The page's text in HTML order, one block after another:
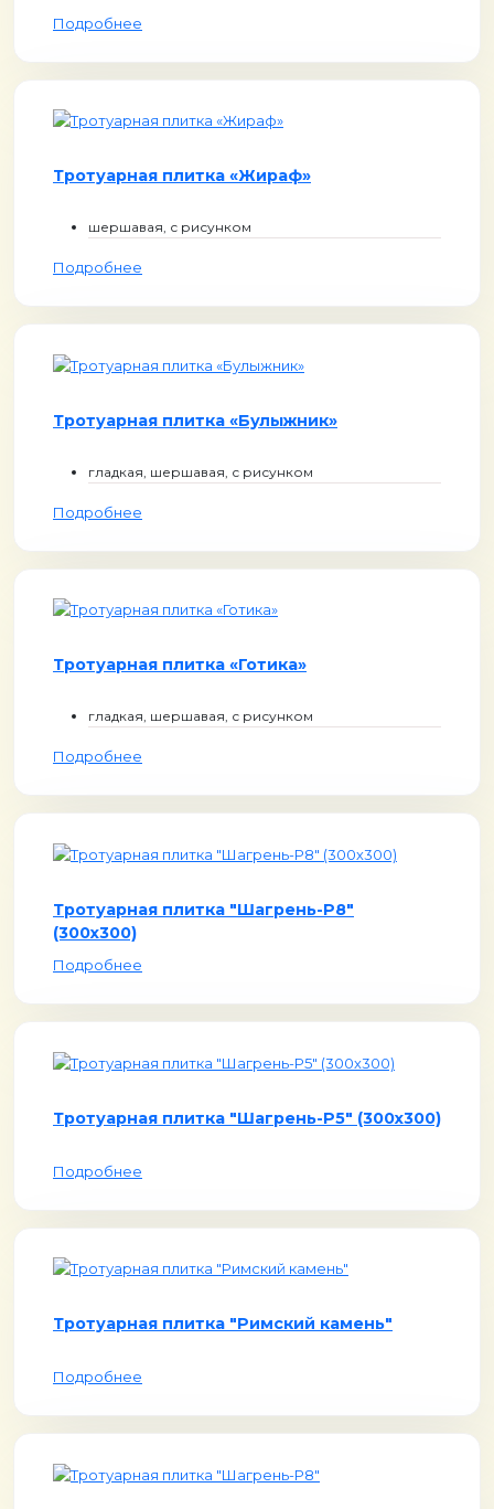
Подробнее
Тротуарная плитка «Жираф»
шершавая, с рисунком
Подробнее
Тротуарная плитка «Булыжник»
гладкая, шершавая, с рисунком
Подробнее
Тротуарная плитка «Готика»
гладкая, шершавая, с рисунком
Подробнее
Тротуарная плитка "Шагрень-Р8"
(300х300)
Подробнее
Тротуарная плитка "Шагрень-Р5" (300х300)
Подробнее
Тротуарная плитка "Римский камень"
Подробнее